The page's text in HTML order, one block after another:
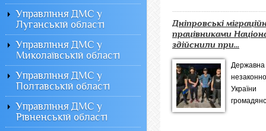
Дніпровські
працівниками
здійснили при...
Державна
Управління ДМС у
Луганській області
Управління ДМС у
Миколаївській області
Управління ДМС у
Полтавській області
Управління ДМС у
Рівненській області